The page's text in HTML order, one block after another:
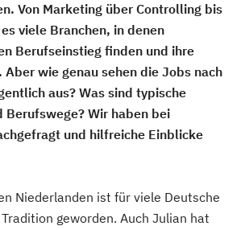
Von Marketing über Controlling bis
viele Branchen, in denen
Berufseinstieg finden und ihre
wie genau sehen die Jobs nach
aus? Was sind typische
Berufswege? Wir haben bei
und hilfreiche Einblicke
Niederlanden ist für viele Deutsche
geworden. Auch Julian hat